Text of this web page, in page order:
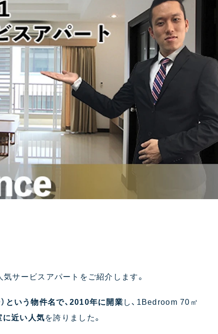
サービスアパートをご紹介します。
という物件名で、2010年に開業 し、1Bedroom 70㎡
に近い人気を誇りました。